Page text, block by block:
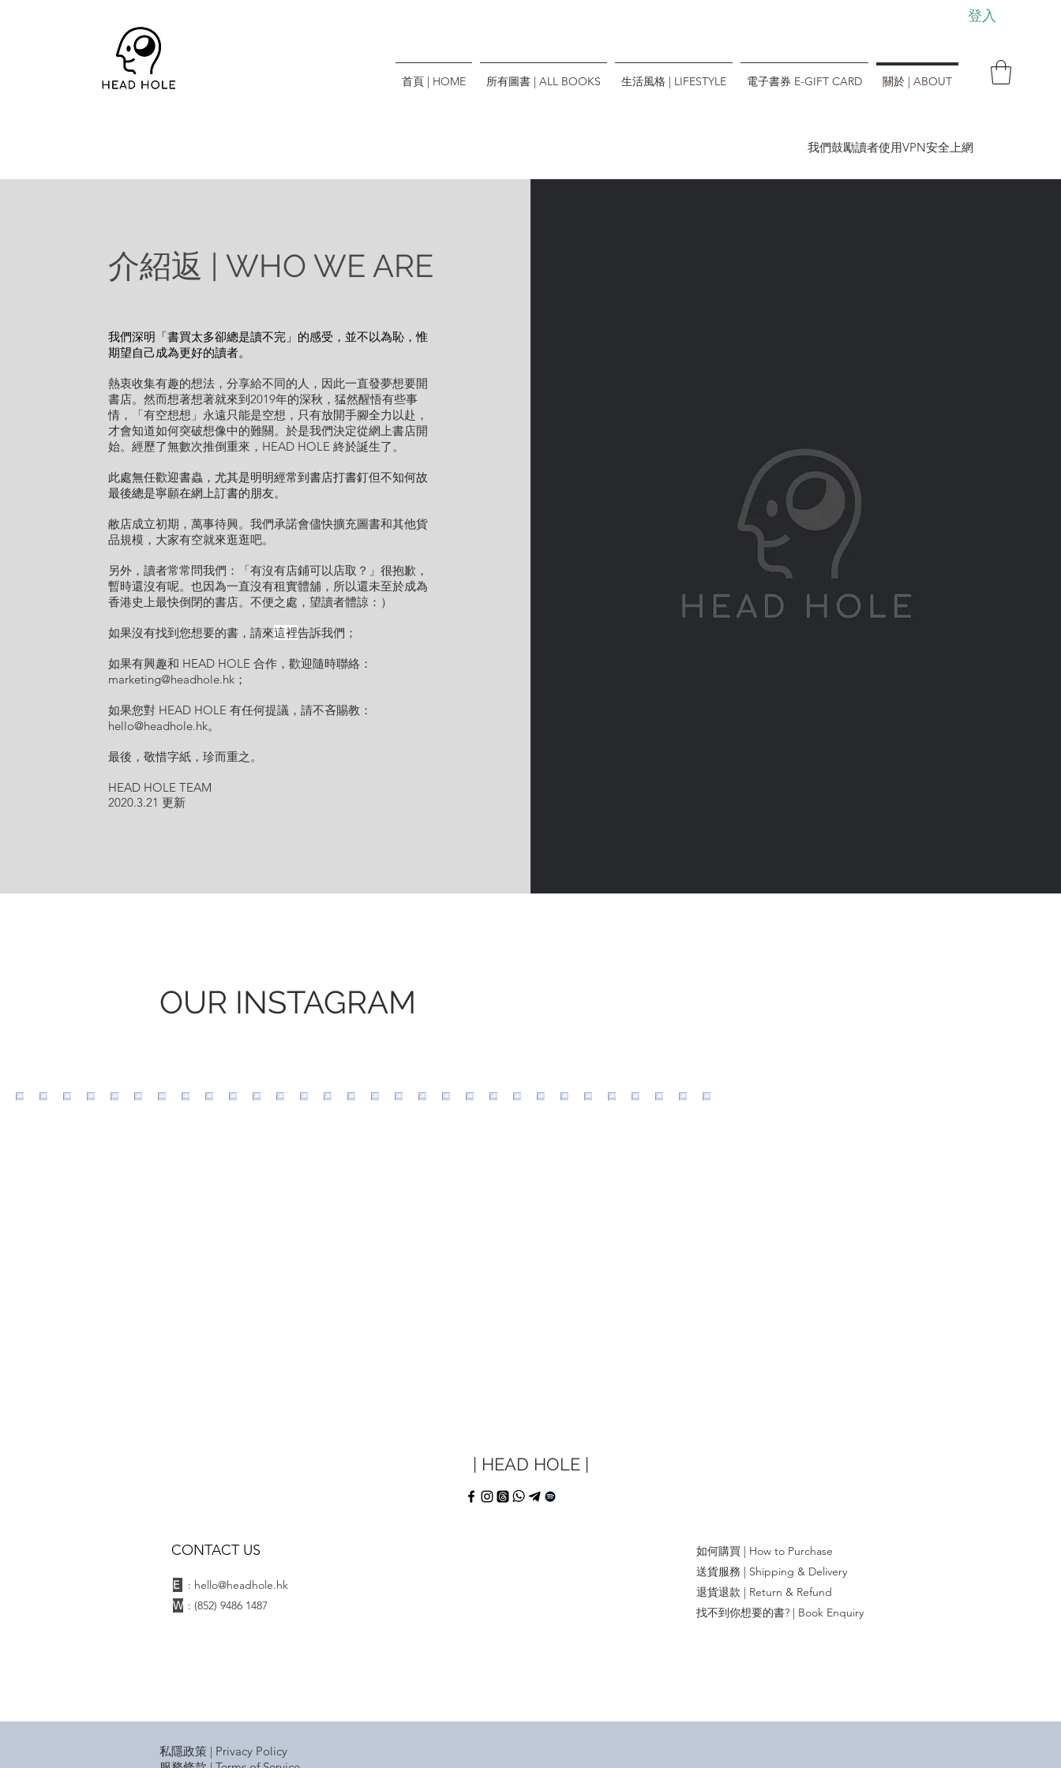
登入
首頁 | HOME 所有圖書 | ALL BOOKS 生活風格 | LIFESTYLE 電子書券 E-GIFT CARD 關於 | ABOUT
​我們鼓勵讀者使用VPN安全上網
介紹返 | WHO WE ARE
我們深明「書買太多卻總是讀不完」的感受，並不以為恥，惟
期望自己成為更好的讀者。
熱衷收集有趣的想法，分享給不同的人，因此一直發夢想要開
書店。然而想著想著就來到2019年的深秋，猛然醒悟有些事
情，「有空想想」永遠只能是空想，只有放開手腳全力以赴，
才會知道如何突破想像中的難關。於是我們決定從網上書店開
始。經歷了無數次推倒重來，HEAD HOLE 終於誕生了。
此處無任歡迎書蟲，尤其是明明經常到書店打書釘但不知何故
最後總是寧願在網上訂書的朋友。
敝店成立初期，萬事待興。我們承諾會儘快擴充圖書和其他貨
品規模，大家有空就來逛逛吧。
另外，讀者常常問我們：「有沒有店鋪可以店取？」很抱歉，
暫時還沒有呢。也因為一直沒有租實體舖，所以還未至於成為
香港史上最快倒閉的書店。不便之處，望讀者體諒：）
如果沒有找到您想要的書， 請來這裡告訴我們 ；
如果有興趣和 HEAD HOLE 合作，歡迎隨時聯絡：
marketing@headhole.hk ；
如果您對 HEAD HOLE 有任何提議，請不吝賜教：
hello@headhole.hk。
最後，敬惜字紙，珍而重之。
HEAD HOLE TEAM​
2020.3.21 更新
OUR INSTAGRAM
| HEAD HOLE |
CONTACT US
E
W
: hello@headhole.hk
: (852) 9486 1487
如何購買 | How to Purchase
​送貨服務 | Shipping & Delivery
退貨退款 | Return & Refund
​找不到你想要的書? | Book Enquiry
私隱政策 | Privacy Policy